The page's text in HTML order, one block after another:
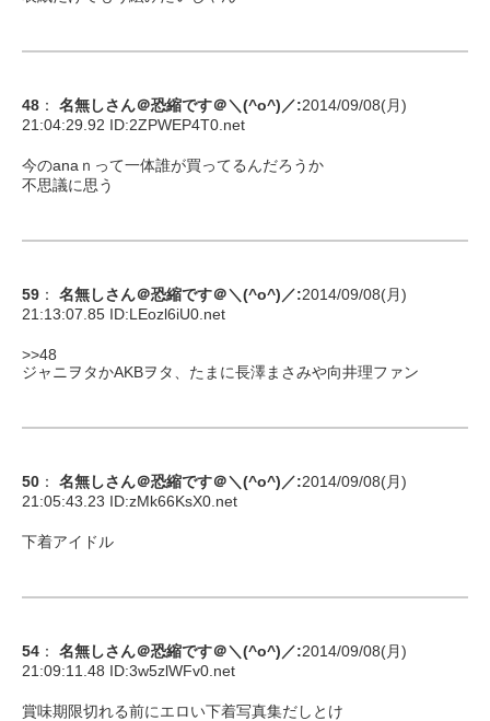
48 ： 名無しさん＠恐縮です＠＼(^o^)／:2014/09/08(月)
21:04:29.92 ID:2ZPWEP4T0.net
今のanaｎって一体誰が買ってるんだろうか
不思議に思う
59 ： 名無しさん＠恐縮です＠＼(^o^)／:2014/09/08(月)
21:13:07.85 ID:LEozl6iU0.net
>>48
ジャニヲタかAKBヲタ、たまに長澤まさみや向井理ファン
50 ： 名無しさん＠恐縮です＠＼(^o^)／:2014/09/08(月)
21:05:43.23 ID:zMk66KsX0.net
下着アイドル
54 ： 名無しさん＠恐縮です＠＼(^o^)／:2014/09/08(月)
21:09:11.48 ID:3w5zlWFv0.net
賞味期限切れる前にエロい下着写真集だしとけ